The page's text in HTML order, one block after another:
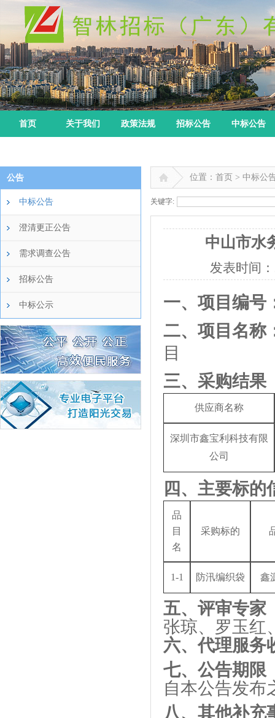
首页 关于我们 政策法规 招标公告 中标公告
公告
中标公告
澄清更正公告
需求调查公告
招标公告
中标公示
位置：首页 > 中标公
关键字:
中山市水
发表时间：
一、项目编号
二、项目名称
目
三、采购结果
供应商名称
深圳市鑫宝利科技有限
公司
四、主要标的
品
目
名
采购标的
1-1 防汛编织袋 鑫
五、评审专家
张琼、罗玉红
六、代理服务
七、公告期限
自本公告发布
八、其他补充